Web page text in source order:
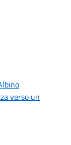
verso un